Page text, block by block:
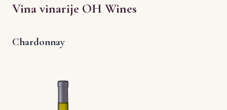
Vina vinarije OH Wines
Chardonnay